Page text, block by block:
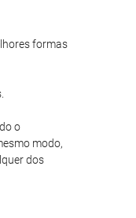
formas
o
modo,
dos